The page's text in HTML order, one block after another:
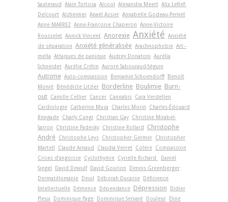
Sauteraud Alain Tortosa Alcool Alexandra Meert Alix Lefief-
Delcourt Alzheimer Anaël Assier Annabelle Godeau-Pernet
Anne MARREZ Anne-Françoise Chaperon Anne-Victoire
Rousselet Annick Vincent Anorexie Anxiété Anxiété
de séparation Anxiété généralisée Arachnophobie Art-­
mella Attaques de panique Audrey Donatoni Aurélia
Schneider Aurélie Crétin Aurore Sabouraud-Séguin
Autisme Auto-compassion Benjamin Schoendorff Benoît
Monié Bénédicte Litzler Borderline Boulimie Burn-
out Camille Cellier Cancer Cannabis Cara Verdellen
Cardiologie Catherine Musa Charles Morin
Charles-Édouard
Rengade Charly Cungi Christian Gay Christine Mirabel-
Sarron
Christine Padesky Christine Rollard
Christophe
André Christophe Leys Christopher Germer Christopher
Martell
Claude Arnaud Claudia Verret Colère Compassion
Crises d'angoisse Cyclothymie Cyrielle Richard
Daniel
Siegel
David Dewulf David Gourion
Dennis Greenberger
Dermatillomanie Deuil Déborah Ducasse Déficience
Intellectuelle Démence Dépendance Dépression
Didier
Pleux Dominique Page Dominique Servant Douleur Eline